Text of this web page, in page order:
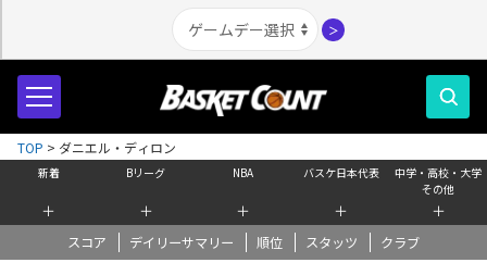
＞
新着
＋
Bリーグ
＋
NBA
＋
バスケ日本代表
＋
中学・高校・大学
その他
＋
スコア デイリーサマリー 順位 スタッツ クラブ
TOP > ダニエル・ディロン